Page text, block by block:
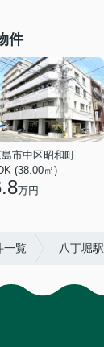
件
島市中区昭和町
(38.00㎡)
万円
一覧 八丁堀駅